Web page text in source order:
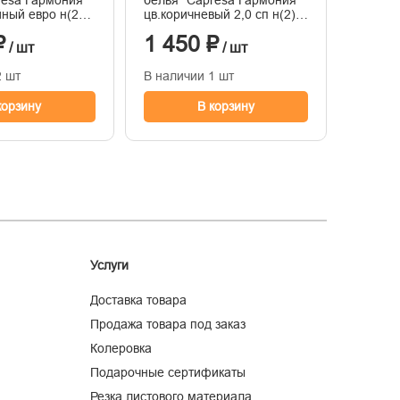
евро н(2)
/ шт
шт
цв.коричневый 2,0 сп н(2)
1 450 ₽/ шт
В наличии 1 шт
В корзину
Услуги
Доставка товара
Продажа товара под заказ
Колеровка
Подарочные сертификаты
Резка листового материала